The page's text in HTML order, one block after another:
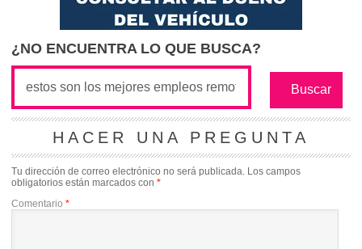
¿NO ENCUENTRA LO QUE BUSCA?
HACER UNA PREGUNTA
Tu dirección de correo electrónico no será publicada. Los campos
obligatorios están marcados con *
Comentario *